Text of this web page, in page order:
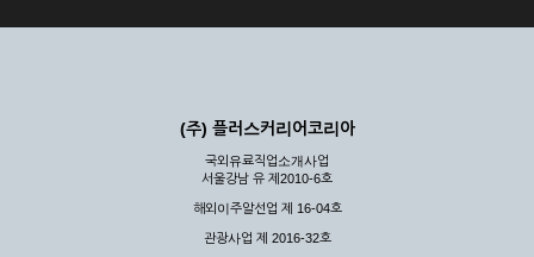
(주) 플러스커리어코리아
국외유료직업소개사업
서울강남 유 제2010-6호
해외이주알선업 제 16-04호
관광사업 제 2016-32호